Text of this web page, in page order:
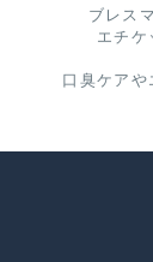
ブレス
エチケ
口臭ケアや